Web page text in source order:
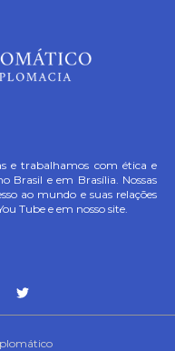
e trabalhamos com ética e
Brasil e em Brasília. Nossas
ao mundo e suas relações
Tube e em nosso site.